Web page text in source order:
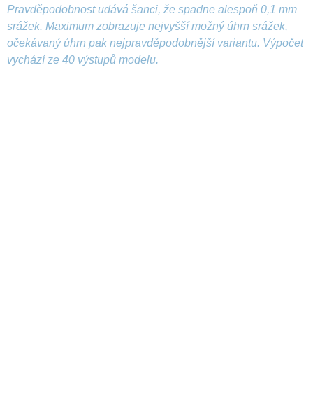
Pravděpodobnost udává šanci, že spadne alespoň 0,1 mm
srážek. Maximum zobrazuje nejvyšší možný úhrn srážek,
očekávaný úhrn pak nejpravděpodobnější variantu. Výpočet
vychází ze 40 výstupů modelu.